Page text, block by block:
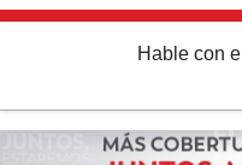
Hable con el